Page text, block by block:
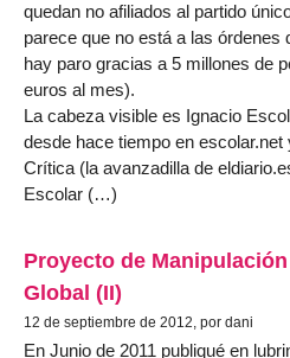
quedan no afiliados al partido
parece que no está a las órdenes
hay paro gracias a 5 millones de
euros al mes).
La cabeza visible es Ignacio
desde hace tiempo en
Crítica (la avanzadilla de
Escolar (…)
Proyecto de Manipulación
Global (II)
12 de septiembre de 2012, por dani
En Junio de 2011 publiqué en